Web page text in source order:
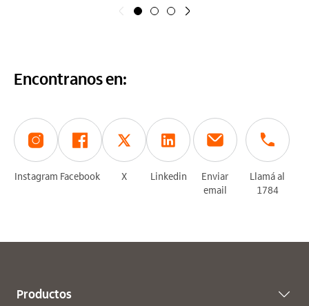
Encontranos en:
Instagram Facebook X Linkedin
Enviar
email
Llamá al
1784
Productos